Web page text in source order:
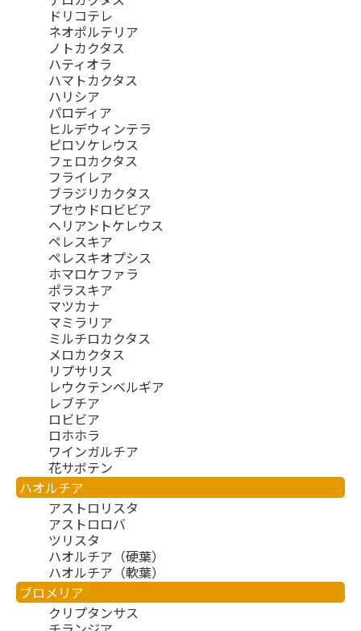
ドリコテレ
ネオポルテリア
ノトカクタス
ハティオラ
ハマトカクタス
ハリシア
パロディア
ヒルデウィンテラ
ピロソケレウス
フェロカクタス
フライレア
ブラジリカクタス
プセウドロビビア
ヘリアントケレウス
ペレスキア
ペレスキオプシス
ホマロケファラ
ポラスキア
マツカナ
マミラリア
ミルチロカクタス
メロカクタス
リプサリス
レウクテンベルギア
レブチア
ロビビア
ロホホラ
ワインガルチア
花サボテン
ハオルチア
アストロリスタ
アストロロバ
ツリスタ
ハオルチア（硬葉）
ハオルチア（軟葉）
ブロメリア
クリプタンサス